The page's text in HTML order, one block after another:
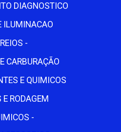
DIAGNOSTICO
ILUMINACAO
-
CARBURAÇÃO
E QUIMICOS
E RODAGEM
-